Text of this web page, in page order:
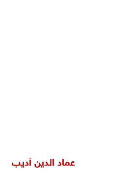
عماد الدين أديب